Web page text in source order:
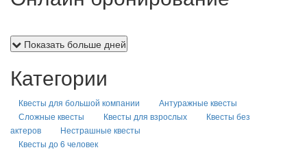
Показать больше дней
Категории
Квесты для большой компании
Антуражные квесты
Сложные квесты
Квесты для взрослых
Квесты без
актеров
Нестрашные квесты
Квесты до 6 человек